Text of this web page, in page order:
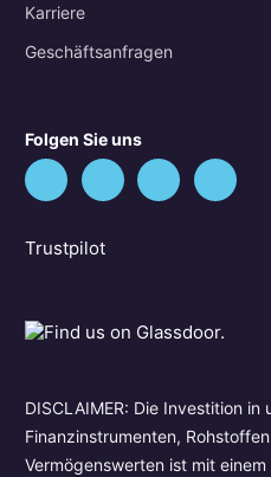
Karriere
Geschäftsanfragen
Folgen Sie uns
Trustpilot
DISCLAIMER: Die Investition
Finanzinstrumenten,
Vermögenswerten ist mit